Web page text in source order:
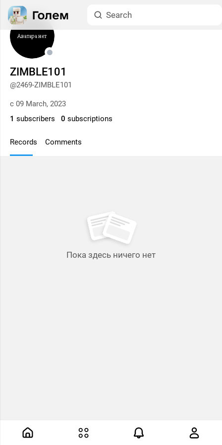
ZIMBLE101
@2469-ZIMBLE101
с 09 March, 2023
1 subscribers 0 subscriptions
Records Comments
Пока здесь ничего нет